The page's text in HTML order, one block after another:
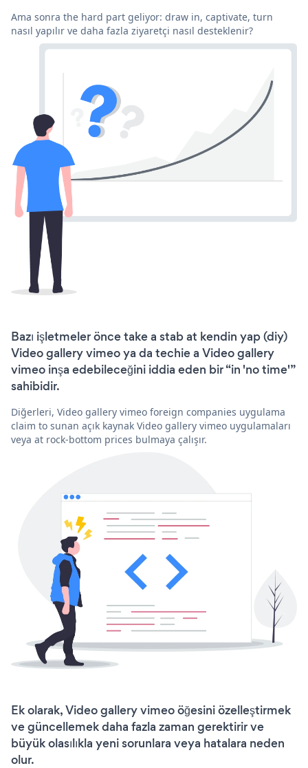
Ama sonra the hard part geliyor: draw in, captivate, turn
nasıl yapılır ve daha fazla ziyaretçi nasıl desteklenir?
Bazı işletmeler önce take a stab at kendin yap (diy)
Video gallery vimeo ya da techie a Video gallery
vimeo inşa edebileceğini iddia eden bir “in 'no time'”
sahibidir.
Diğerleri, Video gallery vimeo foreign companies uygulama
claim to sunan açık kaynak Video gallery vimeo uygulamaları
veya at rock-bottom prices bulmaya çalışır.
Ek olarak, Video gallery vimeo öğesini özelleştirmek
ve güncellemek daha fazla zaman gerektirir ve
büyük olasılıkla yeni sorunlara veya hatalara neden
olur.